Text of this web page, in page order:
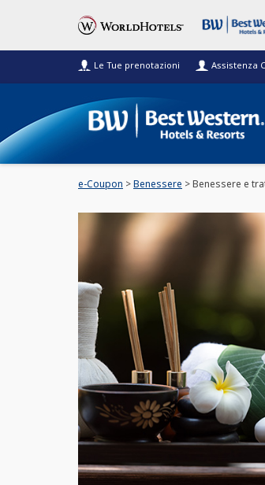
Le Tue prenotazioni Assistenza
e-Coupon >Benessere > Benessere e